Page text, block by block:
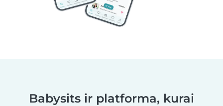
Babysits ir platforma, kurai